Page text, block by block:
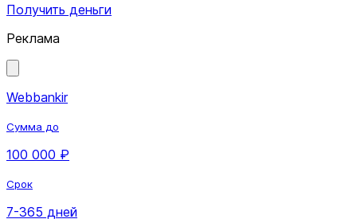
Получить деньги
Реклама
Webbankir
Сумма до
100 000 ₽
Срок
7-365 дней